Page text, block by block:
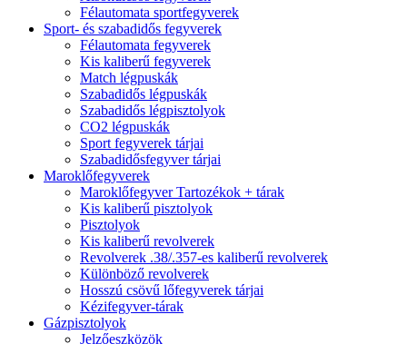
Félautomata sportfegyverek
Sport- és szabadidős fegyverek
Félautomata fegyverek
Kis kaliberű fegyverek
Match légpuskák
Szabadidős légpuskák
Szabadidős légpisztolyok
CO2 légpuskák
Sport fegyverek tárjai
Szabadidősfegyver tárjai
Maroklőfegyverek
Maroklőfegyver Tartozékok + tárak
Kis kaliberű pisztolyok
Pisztolyok
Kis kaliberű revolverek
Revolverek .38/.357-es kaliberű revolverek
Különböző revolverek
Hosszú csövű lőfegyverek tárjai
Kézifegyver-tárak
Gázpisztolyok
Jelzőeszközök